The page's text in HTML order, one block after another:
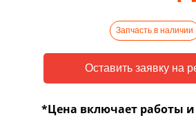
Запчасть в наличии
*Цена включает работы